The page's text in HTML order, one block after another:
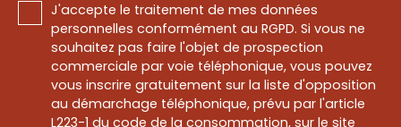
J'accepte le traitement de mes données
personnelles conformément au RGPD. Si vous ne
souhaitez pas faire l'objet de prospection
commerciale par voie téléphonique, vous pouvez
vous inscrire gratuitement sur la liste d'opposition
au démarchage téléphonique, prévu par l'article
L223-1 du code de la consommation, sur le site